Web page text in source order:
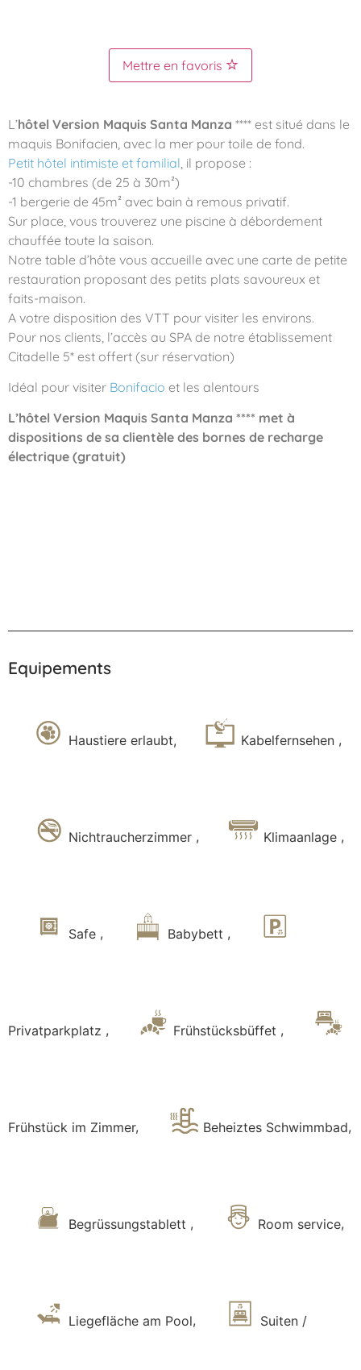
Mettre en favoris
L’hôtel Version Maquis Santa Manza **** est situé dans le
maquis Bonifacien, avec la mer pour toile de fond.
Petit hôtel intimiste et familial , il propose :
-10 chambres (de 25 à 30m²)
-1 bergerie de 45m² avec bain à remous privatif.
Sur place, vous trouverez une piscine à débordement
chauffée toute la saison.
Notre table d’hôte vous accueille avec une carte de petite
restauration proposant des petits plats savoureux et
faits-maison.
A votre disposition des VTT pour visiter les environs.
Pour nos clients, l’accès au SPA de notre établissement
Citadelle 5* est offert (sur réservation)
Idéal pour visiter Bonifacio et les alentours
L’hôtel Version Maquis Santa Manza **** met à
dispositions de sa clientèle des bornes de recharge
électrique (gratuit)
Equipements
Haustiere erlaubt, Kabelfernsehen ,
Nichtraucherzimmer , Klimaanlage ,
Safe , Babybett ,
Privatparkplatz , Frühstücksbüffet ,
Frühstück im Zimmer, Beheiztes Schwimmbad,
Begrüssungstablett , Room service,
Liegefläche am Pool, Suiten /